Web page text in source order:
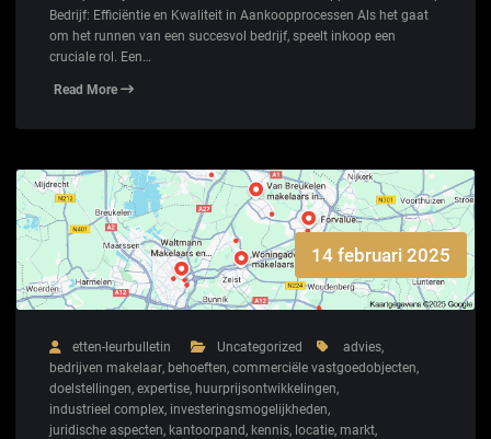
Bedrijf: Efficiëntie en Kwaliteit in Aankoopprocessen Als het gaat
om het runnen van een succesvol bedrijf, speelt inkoop een
cruciale rol. Een…
Read More
14 februari 2025
etten-leurbulletin Uncategorized advies,
bedrijven makelaar, behoeften, commerciële vastgoedobjecten,
doelstellingen, expertise, huurprijsontwikkelingen,
industrieel complex, investeringsmogelijkheden,
juridische aspecten, kantoorpand, kennis, locatie, markt,